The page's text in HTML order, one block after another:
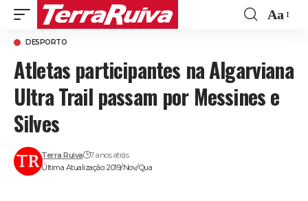
Aa
DESPORTO
Atletas participantes na Algarviana
Ultra Trail passam por Messines e
Silves
Última Atualização: 2019/Nov/Qua
Terra Ruiva 7 anos atrás